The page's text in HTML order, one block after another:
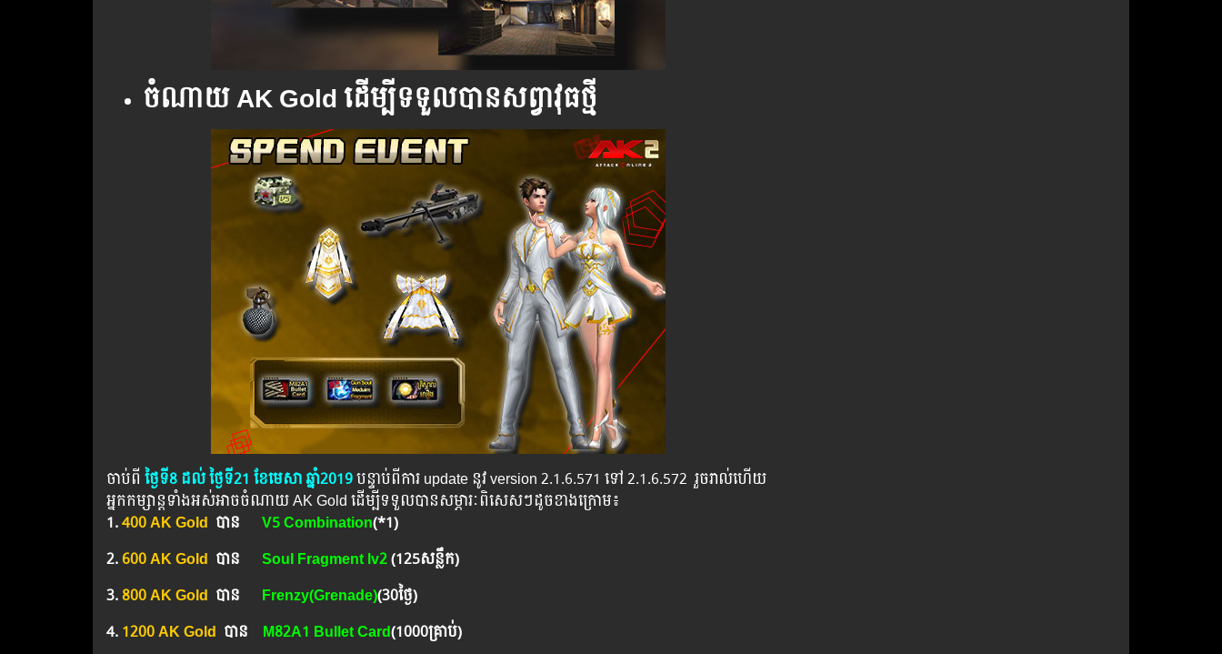
ចំណាយ AK Gold ដើម្បីទទួលបានសព្វាវុធថ្មី
ចាប់ពី ថ្ងៃទី8 ដល់ ថ្ងៃទី21 ខែមេសា ឆ្នាំ2019បន្ទាប់​​ពី​​ការ ​update ​នូវ ​version 2.1.6.571 ​ទៅ​ 2.1.6.572 រួចរាល់ហើយ
អ្នកកម្សាន្ដទាំងអស់អាចចំណាយ AK Gold ដើម្បីទទួលបានសម្ភារៈពិសេសៗដូចខាងក្រោម៖
1.400 AK Gold បាន V5 Combination(*1)
2.600 AK Gold បាន Soul Fragment lv2(125សន្លឹក)
3.800 AK Gold បាន ​​ Frenzy(Grenade)(30ថ្ងៃ)
4.1200 AK Gold បាន M82A1 Bullet Card(1000គ្រាប់)